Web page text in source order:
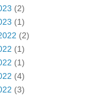
(2)
(1)
(2)
(1)
(1)
(4)
(3)